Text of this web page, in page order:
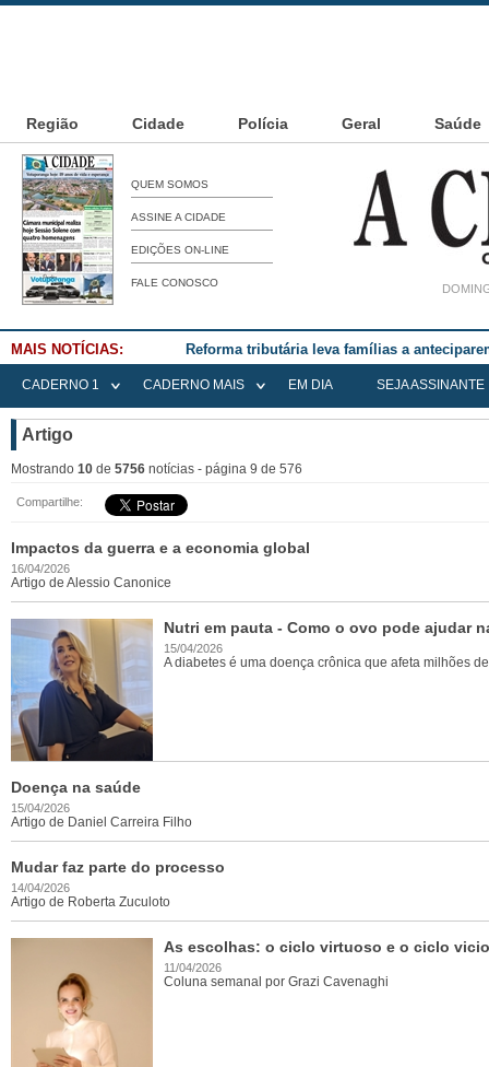
Região Cidade Polícia Geral Saúde
QUEM SOMOS
ASSINE A CIDADE
EDIÇÕES ON-LINE
FALE CONOSCO
MAIS NOTÍCIAS: Falece Elena Menoia Cesarin
CADERNO 1 CADERNO MAIS EM DIA SEJA ASSINANTE
Artigo
Mostrando 10 de 5756 notícias - página 9 de 576
Compartilhe:
Impactos da guerra e a economia global
16/04/2026
Artigo de Alessio Canonice
Nutri em pauta - Como o ovo pode ajudar
15/04/2026
A diabetes é uma doença crônica que afeta milhões
Doença na saúde
15/04/2026
Artigo de Daniel Carreira Filho
Mudar faz parte do processo
14/04/2026
Artigo de Roberta Zuculoto
As escolhas: o ciclo virtuoso e o ciclo
11/04/2026
Coluna semanal por Grazi Cavenaghi